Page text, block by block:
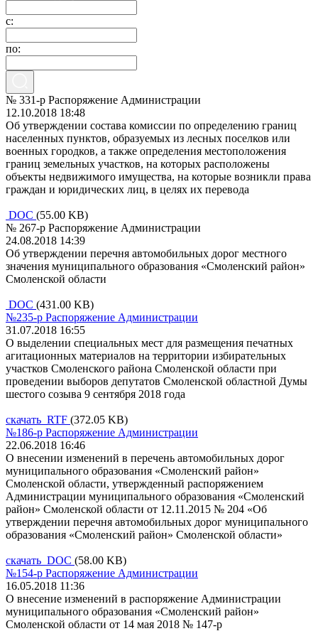
с:
по:
№ 331-р Распоряжение Администрации
12.10.2018 18:48
Об утверждении состава комиссии по определению границ
населенных пунктов, образуемых из лесных поселков или
военных городков, а также определения местоположения
границ земельных участков, на которых расположены
объекты недвижимого имущества, на которые возникли права
граждан и юридических лиц, в целях их перевода
DOC (55.00 KB)
№ 267-р Распоряжение Администрации
24.08.2018 14:39
Об утверждении перечня автомобильных дорог местного
значения муниципального образования «Смоленский район»
Смоленской области
DOC (431.00 KB)
№235-р Распоряжение Администрации
31.07.2018 16:55
О выделении специальных мест для размещения печатных
агитационных материалов на территории избирательных
участков Смоленского района Смоленской области при
проведении выборов депутатов Смоленской областной Думы
шестого созыва 9 сентября 2018 года
скачать RTF (372.05 KB)
№186-р Распоряжение Администрации
22.06.2018 16:46
О внесении изменений в перечень автомобильных дорог
муниципального образования «Смоленский район»
Смоленской области, утвержденный распоряжением
Администрации муниципального образования «Смоленский
район» Смоленской области от 12.11.2015 № 204 «Об
утверждении перечня автомобильных дорог муниципального
образования «Смоленский район» Смоленской области»
скачать DOC (58.00 KB)
№154-р Распоряжение Администрации
16.05.2018 11:36
О внесение изменений в распоряжение Администрации
муниципального образования «Смоленский район»
Смоленской области от 14 мая 2018 № 147-р